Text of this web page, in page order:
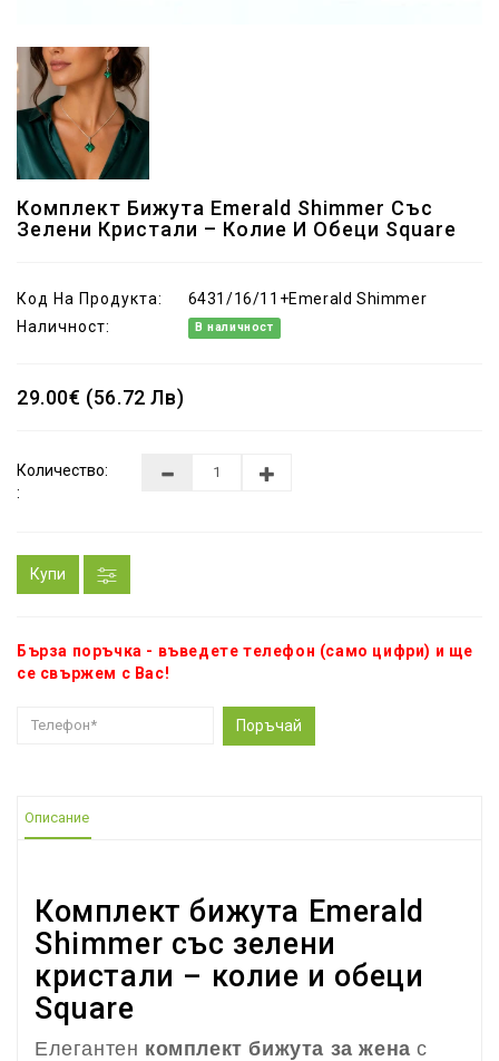
Комплект Бижута Emerald Shimmer Със
Зелени Кристали – Колие И Обеци Square
Код На Продукта:
6431/16/11+Emerald Shimmer
Наличност:
В наличност
29.00€ (56.72 Лв)
Количество:
:
Купи
Бърза поръчка - въведете телефон (само цифри) и ще
се свържем с Вас!
Поръчай
Описание
Комплект бижута Emerald
Shimmer със зелени
кристали – колие и обеци
Square
Елегантен комплект бижута за жена с